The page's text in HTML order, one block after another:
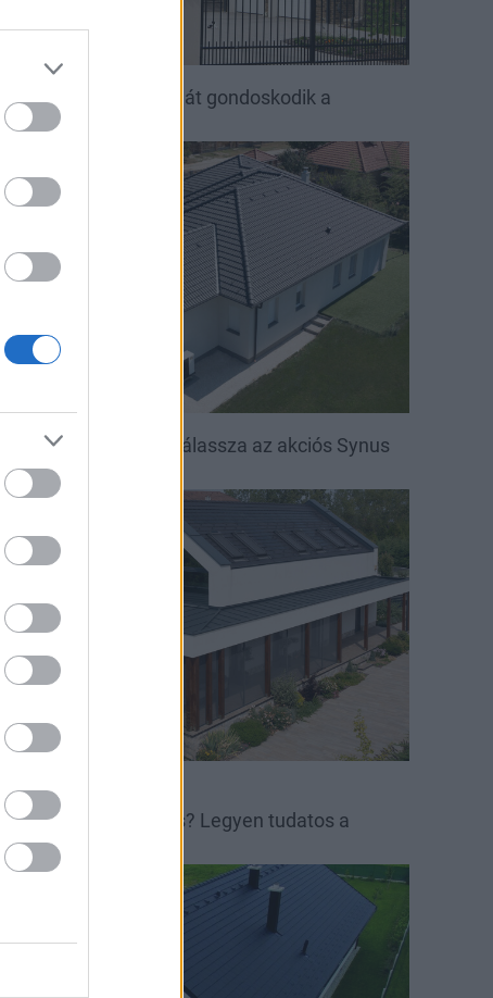
Tető, ami évtizedeken át gondoskodik a
családról
Döntsön könnyedén: válassza az akciós Synus
tetőcserepet!
Kirakat
Tetőépítés -és felújítás? Legyen tudatos a
költségtervezésben!
Kirakat